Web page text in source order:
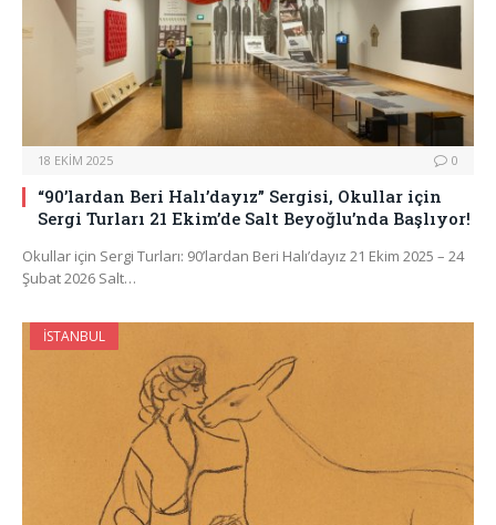
18 EKIM 2025 0
“90’lardan Beri Halı’dayız” Sergisi, Okullar için
Sergi Turları 21 Ekim’de Salt Beyoğlu’nda Başlıyor!
Okullar için Sergi Turları: 90’lardan Beri Halı’dayız 21 Ekim 2025 – 24
Şubat 2026 Salt…
İSTANBUL